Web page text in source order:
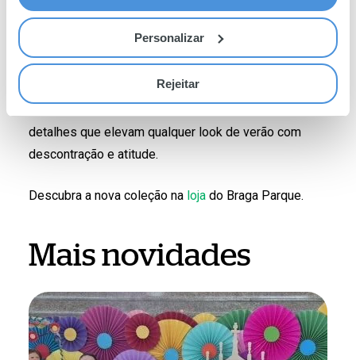
Personalizar
Rejeitar
Nosacessórios, a energia continua commalas em
ráfia e fibras naturais, sandálias de pele minimalistas,
leques em madeira, óculos de sol em tons vibrantes
— ousadas, coloridas e sem medo
detalhes que elevam qualquer look de verão com
descontração e atitude.
Descubra a nova coleção na lojado Braga Parque.
Mais novidades
São
João
em